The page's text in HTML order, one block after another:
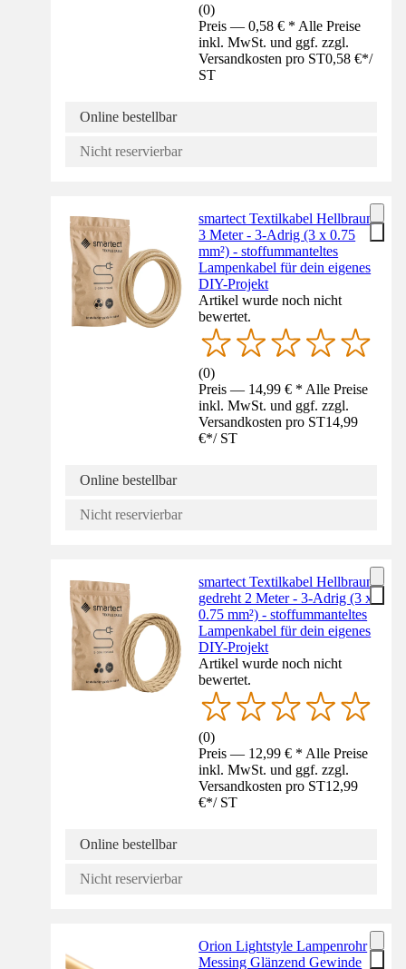
(0)
Preis — 0,58 € * Alle Preise
inkl. MwSt. und ggf. zzgl.
Versandkosten pro ST0,58 €*/
ST
Online bestellbar
Nicht reservierbar
smartect Textilkabel Hellbraun
3 Meter - 3-Adrig (3 x 0.75
mm²) - stoffummanteltes
Lampenkabel für dein eigenes
DIY-Projekt
Artikel wurde noch nicht
bewertet.
(0)
Preis — 14,99 € * Alle Preise
inkl. MwSt. und ggf. zzgl.
Versandkosten pro ST14,99
€*/ ST
Online bestellbar
Nicht reservierbar
smartect Textilkabel Hellbraun
gedreht 2 Meter - 3-Adrig (3 x
0.75 mm²) - stoffummanteltes
Lampenkabel für dein eigenes
DIY-Projekt
Artikel wurde noch nicht
bewertet.
(0)
Preis — 12,99 € * Alle Preise
inkl. MwSt. und ggf. zzgl.
Versandkosten pro ST12,99
€*/ ST
Online bestellbar
Nicht reservierbar
Orion Lightstyle Lampenrohr
Messing Glänzend Gewinde